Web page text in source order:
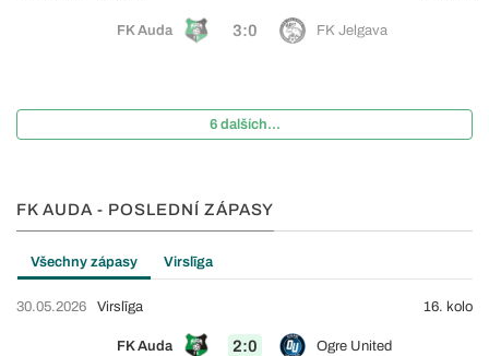
FK Auda 3:0 FK Jelgava
6 dalších...
FK AUDA - POSLEDNÍ ZÁPASY
Všechny zápasy Virslīga
30.05.2026
FK Auda 2:0 Ogre United
Virslīga 16. kolo